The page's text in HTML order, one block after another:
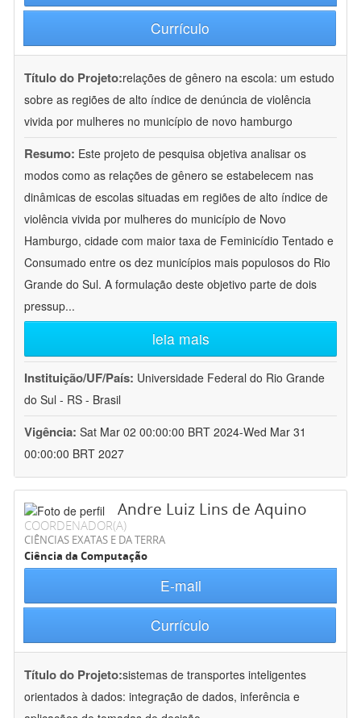
Currículo
Título do Projeto:relações de gênero na escola: um estudo
sobre as regiões de alto índice de denúncia de violência
vivida por mulheres no município de novo hamburgo
Resumo: Este projeto de pesquisa objetiva analisar os
modos como as relações de gênero se estabelecem nas
dinâmicas de escolas situadas em regiões de alto índice de
violência vivida por mulheres do município de Novo
Hamburgo, cidade com maior taxa de Feminicídio Tentado e
Consumado entre os dez municípios mais populosos do Rio
Grande do Sul. A formulação deste objetivo parte de dois
pressup...
leia mais
Instituição/UF/País: Universidade Federal do Rio Grande
do Sul - RS - Brasil
Vigência: Sat Mar 02 00:00:00 BRT 2024-Wed Mar 31
00:00:00 BRT 2027
Andre Luiz Lins de Aquino
COORDENADOR(A)
CIÊNCIAS EXATAS E DA TERRA
Ciência da Computação
E-mail
Currículo
Título do Projeto:sistemas de transportes inteligentes
orientados à dados: integração de dados, inferência e